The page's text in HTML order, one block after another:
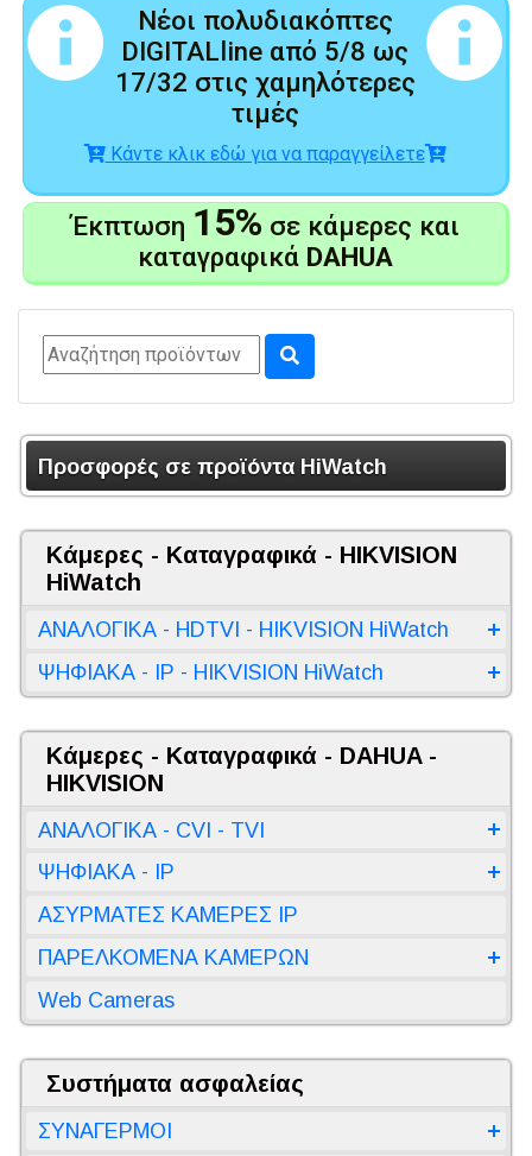
Νέοι πολυδιακόπτες
DIGITALline από 5/8 ως
17/32 στις χαμηλότερες
τιμές
Κάντε κλικ εδώ για να παραγγείλετε
Έκπτωση 15% σε κάμερες και
καταγραφικά DAHUA
Προσφορές σε προϊόντα HiWatch
Κάμερες - Καταγραφικά - HIKVISION
HiWatch
ΑΝΑΛΟΓΙΚΑ - HDTVI - HIKVISION HiWatch
ΨΗΦΙΑΚΑ - IP - HIKVISION HiWatch
Κάμερες - Καταγραφικά - DAHUA -
HIKVISION
ΑΝΑΛΟΓΙΚΑ - CVI - TVI
ΨΗΦΙΑΚΑ - IP
ΑΣΥΡΜΑΤΕΣ ΚΑΜΕΡΕΣ IP
ΠΑΡΕΛΚΟΜΕΝΑ ΚΑΜΕΡΩΝ
Web Cameras
Συστήματα ασφαλείας
ΣΥΝΑΓΕΡΜΟΙ